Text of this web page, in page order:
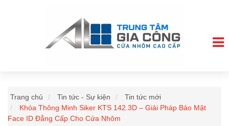
Trang chủ Tin tức - Sự kiện
Tin tức mới
Khóa Thông Minh Siker KTS 142.3D – Giải Pháp Bảo Mật
Face ID Đẳng Cấp Cho Cửa Nhôm